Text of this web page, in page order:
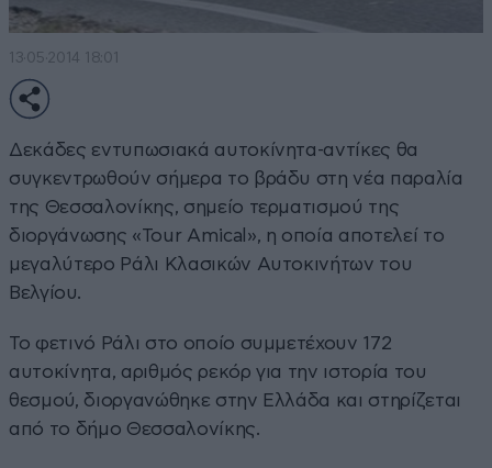
13·05·2014 18:01
Δεκάδες εντυπωσιακά αυτοκίνητα-αντίκες θα
συγκεντρωθούν σήμερα το βράδυ στη νέα παραλία
της Θεσσαλονίκης, σημείο τερματισμού της
διοργάνωσης «Tour Amical», η οποία αποτελεί το
μεγαλύτερο Ράλι Κλασικών Αυτοκινήτων του
Βελγίου.
Το φετινό Ράλι στο οποίο συμμετέχουν 172
αυτοκίνητα, αριθμός ρεκόρ για την ιστορία του
θεσμού, διοργανώθηκε στην Ελλάδα και στηρίζεται
από το δήμο Θεσσαλονίκης.